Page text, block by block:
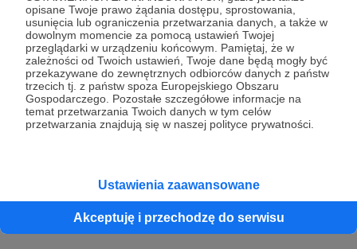
opisane Twoje prawo żądania dostępu, sprostowania,
usunięcia lub ograniczenia przetwarzania danych, a także w
dowolnym momencie za pomocą ustawień Twojej
przeglądarki w urządzeniu końcowym. Pamiętaj, że w
zależności od Twoich ustawień, Twoje dane będą mogły być
przekazywane do zewnętrznych odbiorców danych z państw
trzecich tj. z państw spoza Europejskiego Obszaru
Gospodarczego. Pozostałe szczegółowe informacje na
temat przetwarzania Twoich danych w tym celów
przetwarzania znajdują się w naszej polityce prywatności.
Ustawienia zaawansowane
Akceptuję i przechodzę do serwisu
Rozwiń opis
Dołącz do grona Patronów!